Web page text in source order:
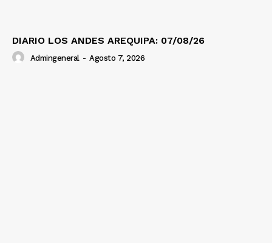
DIARIO LOS ANDES AREQUIPA: 07/08/26
Admingeneral - Agosto 7, 2026